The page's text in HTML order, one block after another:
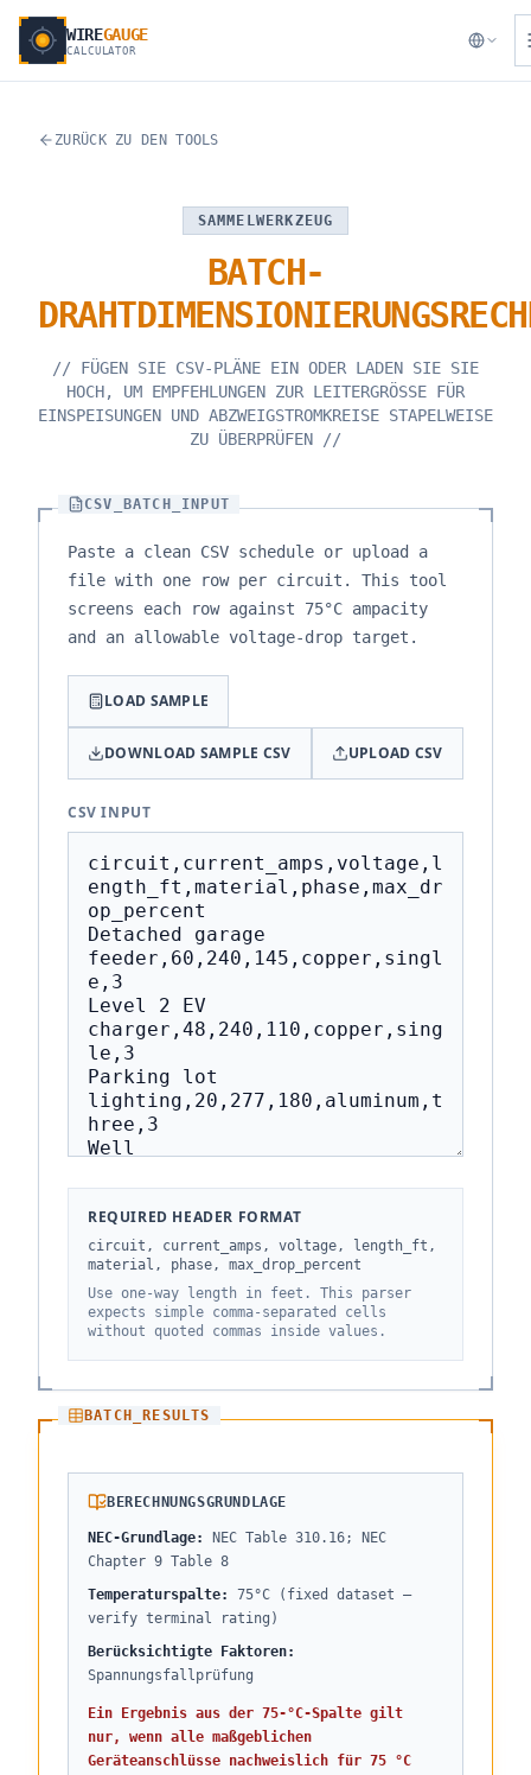
WIREGAUGE
CALCULATOR
ZURÜCK ZU DEN TOOLS
SAMMELWERKZEUG
BATCH-
// FÜGEN SIE CSV-PLÄNE EIN ODER LADEN SIE SIE
HOCH, UM EMPFEHLUNGEN ZUR LEITERGRÖSSE FÜR
EINSPEISUNGEN UND ABZWEIGSTROMKREISE STAPELWEISE
ZU ÜBERPRÜFEN //
CSV_BATCH_INPUT
Paste a clean CSV schedule or upload a
file with one row per circuit. This tool
screens each row against 75°C ampacity
and an allowable voltage-drop target.
LOAD SAMPLE
DOWNLOAD SAMPLE CSV UPLOAD CSV
CSV INPUT
REQUIRED HEADER FORMAT
circuit, current_amps, voltage, length_ft,
material, phase, max_drop_percent
Use one-way length in feet. This parser
expects simple comma-separated cells
without quoted commas inside values.
BATCH_RESULTS
BERECHNUNGSGRUNDLAGE
NEC-Grundlage:
NEC Table 310.16; NEC
Chapter 9 Table 8
Temperaturspalte: 75°C (fixed dataset —
verify terminal rating)
Berücksichtigte Faktoren:
Spannungsfallprüfung
Ein Ergebnis aus der 75-°C-Spalte gilt
nur, wenn alle maßgeblichen
Geräteanschlüsse nachweislich für 75 °C